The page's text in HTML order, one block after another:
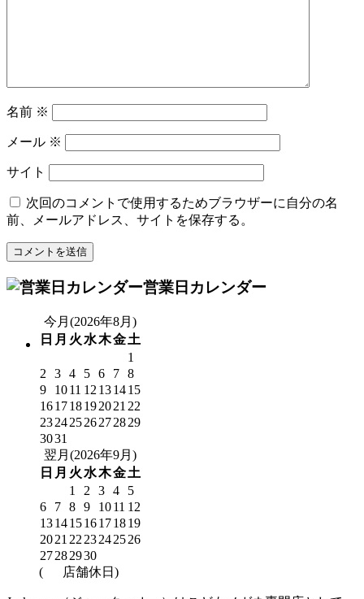
名前 ※
メール ※
サイト
次回のコメントで使用するためブラウザーに自分の名
前、メールアドレス、サイトを保存する。
営業日カレンダー
今月(2026年8月)
日 月 火 水木金土
1
2
3 4 5 6 7 8
9
1011 12 131415
161718192021 22
23242526272829
3031
翌月(2026年9月)
日 月 火 水木金土
1
2 3 4
5
6
7 8 9 1011 12
13141516171819
2021 22 23242526
27282930
(
店舗休日)